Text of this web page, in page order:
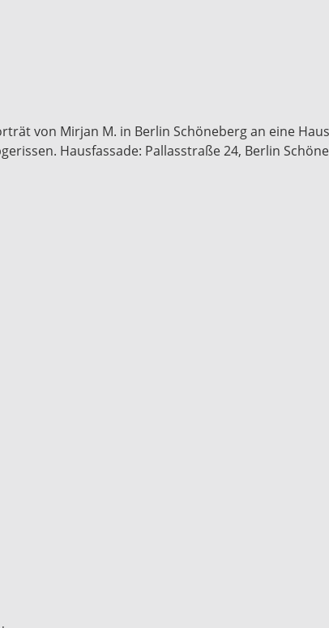
von Mirjan M. in Berlin Schöneberg an eine
Hausfassade: Pallasstraße 24, Berlin